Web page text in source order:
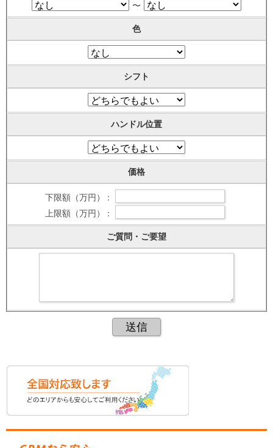
〜
色
シフト
ハンドル位置
価格
下限額（万円） :
上限額（万円） :
ご質問・ご要望